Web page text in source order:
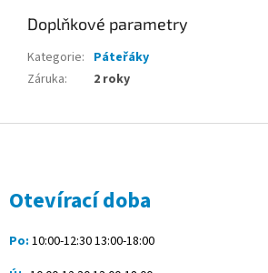
Doplňkové parametry
Kategorie: Páteřáky
Záruka: 2 roky
Otevírací doba
Po: 10:00-12:30 13:00-18:00